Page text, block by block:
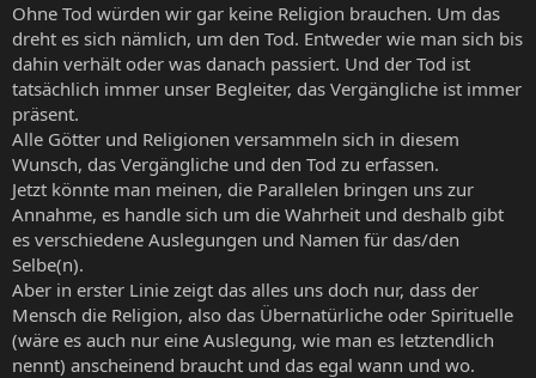
Ohne Tod würden wir gar keine Religion brauchen. Um das
dreht es sich nämlich, um den Tod. Entweder wie man sich bis
dahin verhält oder was danach passiert. Und der Tod ist
tatsächlich immer unser Begleiter, das Vergängliche ist immer
präsent.
Alle Götter und Religionen versammeln sich in diesem
Wunsch, das Vergängliche und den Tod zu erfassen.
Jetzt könnte man meinen, die Parallelen bringen uns zur
Annahme, es handle sich um die Wahrheit und deshalb gibt
es verschiedene Auslegungen und Namen für das/den
Selbe(n).
Aber in erster Linie zeigt das alles uns doch nur, dass der
Mensch die Religion, also das Übernatürliche oder Spirituelle
(wäre es auch nur eine Auslegung, wie man es letztendlich
nennt) anscheinend braucht und das egal wann und wo.